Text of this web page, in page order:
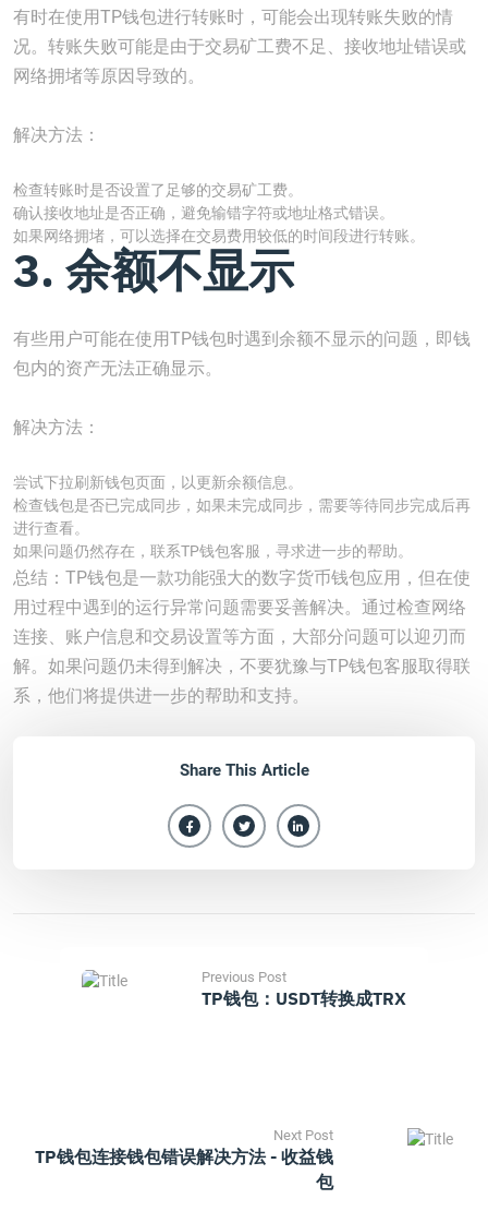
有时在使用TP钱包进行转账时，可能会出现转账失败的情
况。转账失败可能是由于交易矿工费不足、接收地址错误或
网络拥堵等原因导致的。
解决方法：
检查转账时是否设置了足够的交易矿工费。
确认接收地址是否正确，避免输错字符或地址格式错误。
如果网络拥堵，可以选择在交易费用较低的时间段进行转账。
3. 余额不显示
有些用户可能在使用TP钱包时遇到余额不显示的问题，即钱
包内的资产无法正确显示。
解决方法：
尝试下拉刷新钱包页面，以更新余额信息。
检查钱包是否已完成同步，如果未完成同步，需要等待同步完成后再
进行查看。
如果问题仍然存在，联系TP钱包客服，寻求进一步的帮助。
总结：TP钱包是一款功能强大的数字货币钱包应用，但在使
用过程中遇到的运行异常问题需要妥善解决。通过检查网络
连接、账户信息和交易设置等方面，大部分问题可以迎刃而
解。如果问题仍未得到解决，不要犹豫与TP钱包客服取得联
系，他们将提供进一步的帮助和支持。
Share This Article
Previous Post
TP钱包：USDT转换成TRX
Next Post
TP钱包连接钱包错误解决方法 - 收益钱
包